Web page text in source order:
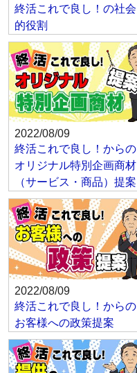
終活これで良し！の社会
的役割
2022/08/09
終活これで良し！からの
オリジナル特別企画商材
（サービス・商品）提案
2022/08/09
終活これで良し！からの
お客様への政策提案